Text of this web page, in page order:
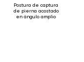
Postura de captura
de pierna acostado
en ángulo amplio